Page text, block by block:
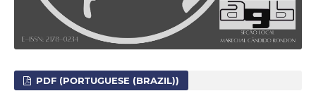
PDF (PORTUGUESE (BRAZIL))